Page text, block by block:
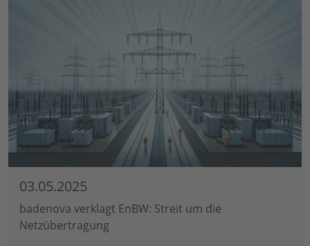
03.05.2025
badenova verklagt EnBW: Streit um die
Netzübertragung